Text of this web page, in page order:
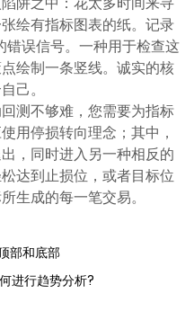
绘有指标图表的纸。记录
误信号。一种用于检查这
绘制一条竖线。诚实的核
己。
测不够难，您需要为指标
用停损转向理念；其中，
，同时进入另一种相反的
达到止损位，或者目标位
生成的每一笔交易。
部和底部
进行趋势分析?